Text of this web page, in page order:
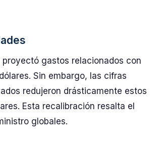
gastos relacionados con
Sin embargo, las cifras
redujeron drásticamente estos
Esta recalibración resalta el
globales.